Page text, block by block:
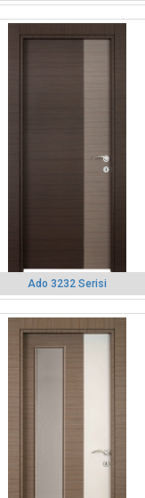
Ado 3232 Serisi